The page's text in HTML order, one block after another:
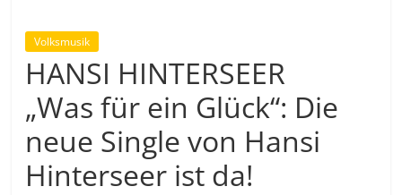
Volksmusik
HANSI HINTERSEER
„Was für ein Glück“: Die
neue Single von Hansi
Hinterseer ist da!